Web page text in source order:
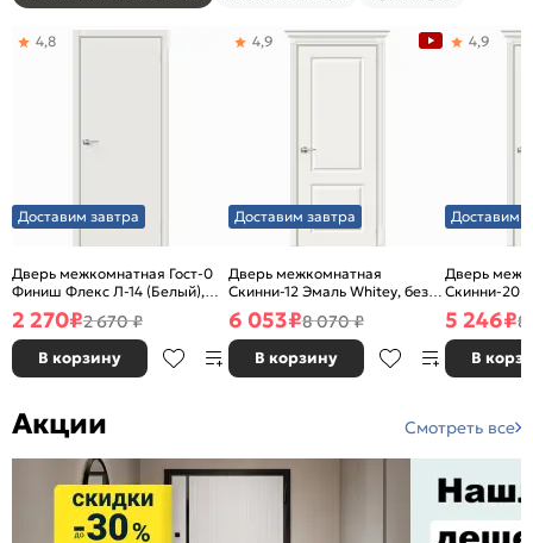
Доставим завтра
Дверь межкомнатная Гост-0
Финиш Флекс Л-14 (Белый),
глухая, каркасно-щитовая
4,8
2 270₽2 670 ₽
В корзину
Доставим завтра
Дверь межкомнатная
Скинни-12 Эмаль Whitey, без
декора, глухая, без стекла,
без кромки, скиновая
4,9
6 053₽8 070 ₽
В корзину
Доставим
Дверь
Скинни-20
декора,
без кромки,
4,9
5 246₽8
В
Акции Смотреть все